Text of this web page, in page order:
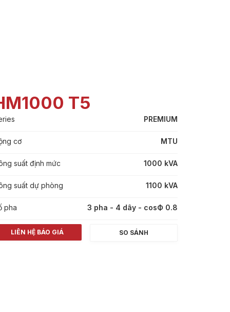
T5
PREMIUM
cơ MTU
suất định mức 1000 kVA
suất dự phòng 1100 kVA
pha 3 pha - 4 dây - cosФ 0.8
LIÊN HỆ BÁO GIÁ SO SÁNH